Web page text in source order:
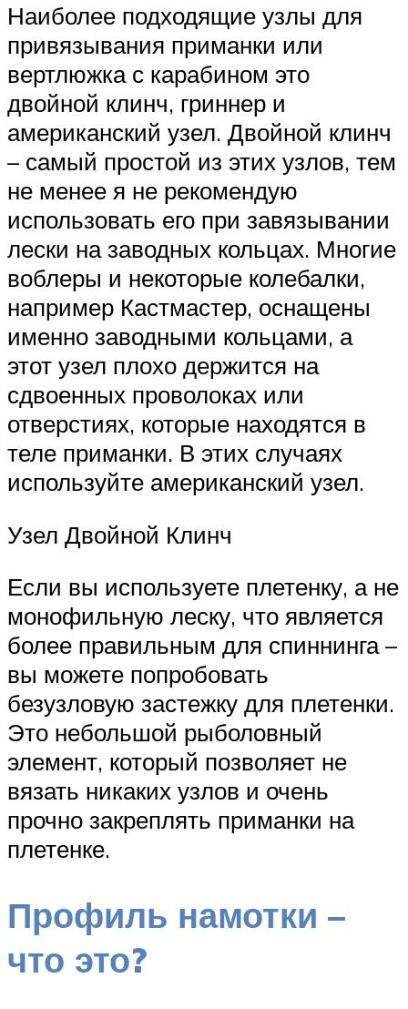
Наиболее подходящие узлы для
привязывания приманки или
вертлюжка с карабином это
двойной клинч, гриннер и
американский узел. Двойной клинч
– самый простой из этих узлов, тем
не менее я не рекомендую
использовать его при завязывании
лески на заводных кольцах. Многие
воблеры и некоторые колебалки,
например Кастмастер, оснащены
именно заводными кольцами, а
этот узел плохо держится на
сдвоенных проволоках или
отверстиях, которые находятся в
теле приманки. В этих случаях
используйте американский узел.
Узел Двойной Клинч
Если вы используете плетенку, а не
монофильную леску, что является
более правильным для спиннинга –
вы можете попробовать
безузловую застежку для плетенки.
Это небольшой рыболовный
элемент, который позволяет не
вязать никаких узлов и очень
прочно закреплять приманки на
плетенке.
Профиль намотки –
что это?